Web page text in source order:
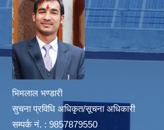
भिमलाल भण्डारी
सुचना प्रविधि अधिकृत/सूचना अधिकारी
सम्पर्क नं. : 9857879550